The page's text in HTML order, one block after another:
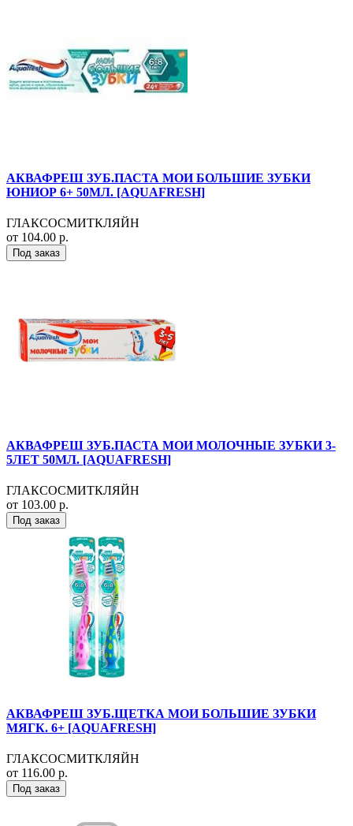
АКВАФРЕШ ЗУБ.ПАСТА МОИ БОЛЬШИЕ ЗУБКИ
ЮНИОР 6+ 50МЛ. [AQUAFRESH]
ГЛАКСОСМИТКЛЯЙН
от 104.00 р.
Под заказ
АКВАФРЕШ ЗУБ.ПАСТА МОИ МОЛОЧНЫЕ ЗУБКИ 3-
5ЛЕТ 50МЛ. [AQUAFRESH]
ГЛАКСОСМИТКЛЯЙН
от 103.00 р.
Под заказ
АКВАФРЕШ ЗУБ.ЩЕТКА МОИ БОЛЬШИЕ ЗУБКИ
МЯГК. 6+ [AQUAFRESH]
ГЛАКСОСМИТКЛЯЙН
от 116.00 р.
Под заказ